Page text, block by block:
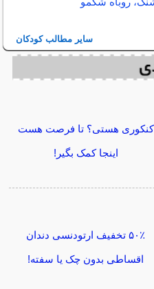
سایر مطالب کودکان
کنکوری هستی؟ تا فرصت هست
اینجا کمک بگیر!
۵۰٪ تخفیف ارتودنسی دندان
اقساطی بدون چک یا سفته!